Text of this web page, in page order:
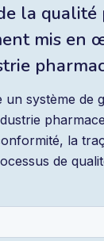
la qualité
mis en
un système de
la
de